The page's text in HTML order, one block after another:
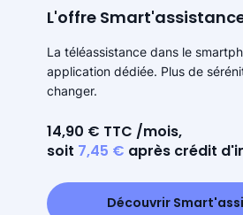
L'offre
La téléassistance dans le
application dédiée. Plus de
changer.
14,90 € TTC /mois,
soit 7,45 € après crédit
Découvrir